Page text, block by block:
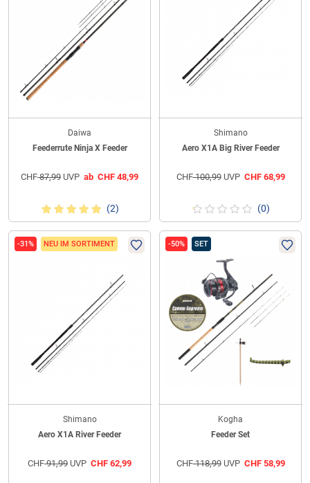
Daiwa
Feederrute Ninja X Feeder
CHF87,99 UVP ab CHF 48,99
(2)
Shimano
Aero X1A Big River Feeder
CHF100,99UVP CHF68,99
(0)
-31% NEU IM SORTIMENT
Shimano
Aero X1A River Feeder
CHF91,99 UVP CHF 62,99
-50% SET
Kogha
Feeder Set
CHF118,99UVP CHF58,99